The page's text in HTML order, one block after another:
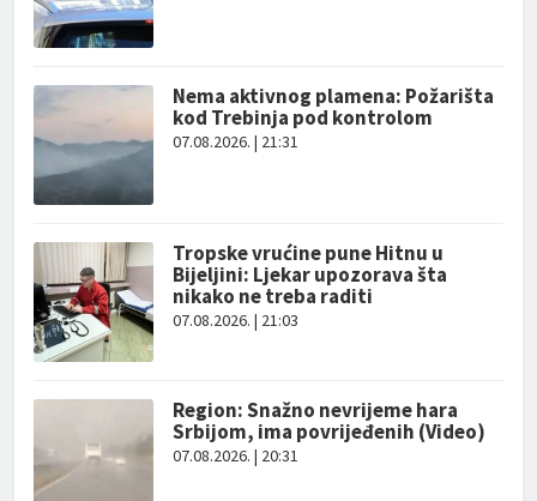
Nema aktivnog plamena: Požarišta
kod Trebinja pod kontrolom
07.08.2026. | 21:31
Tropske vrućine pune Hitnu u
Bijeljini: Ljekar upozorava šta
nikako ne treba raditi
07.08.2026. | 21:03
Region: Snažno nevrijeme hara
Srbijom, ima povrijeđenih (Video)
07.08.2026. | 20:31